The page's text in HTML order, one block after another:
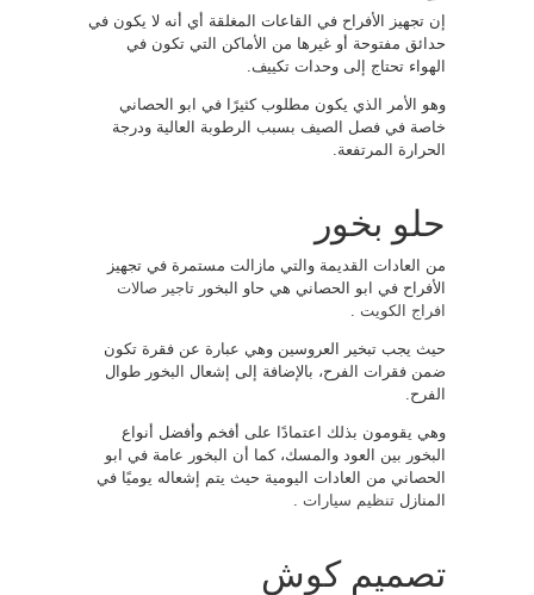
إن تجهيز الأفراح في القاعات المغلقة أي أنه لا يكون في
حدائق مفتوحة أو غيرها من الأماكن التي تكون في
الهواء تحتاج إلى وحدات تكييف.
وهو الأمر الذي يكون مطلوب كثيرًا في ابو الحصاني
خاصة في فصل الصيف بسبب الرطوبة العالية ودرجة
الحرارة المرتفعة.
حلو بخور
من العادات القديمة والتي مازالت مستمرة في تجهيز
الأفراح في ابو الحصاني هي حاو البخور تاجير صالات
افراج الكويت
حيث يجب تبخير العروسين وهي عبارة عن فقرة تكون
ضمن فقرات الفرح، بالإضافة إلى إشعال البخور طوال
الفرح.
وهي يقومون بذلك اعتمادًا على أفخم وأفضل أنواع
البخور بين العود والمسك، كما أن البخور عامة في ابو
الحصاني من العادات اليومية حيث يتم إشعاله يوميًا في
المنازل تنظيم سيارات
تصميم كوش